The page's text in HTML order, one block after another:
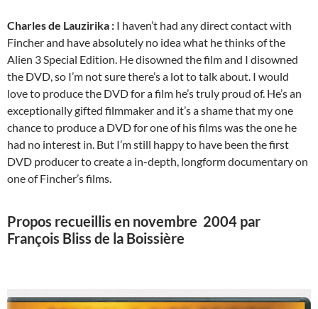
Charles de Lauzirika : I haven’t had any direct contact with
Fincher and have absolutely no idea what he thinks of the
Alien 3 Special Edition. He disowned the film and I disowned
the DVD, so I’m not sure there’s a lot to talk about. I would
love to produce the DVD for a film he’s truly proud of. He’s an
exceptionally gifted filmmaker and it’s a shame that my one
chance to produce a DVD for one of his films was the one he
had no interest in. But I’m still happy to have been the first
DVD producer to create a in-depth, longform documentary on
one of Fincher’s films.
Propos recueillis en novembre 2004 par
François Bliss de la Boissière